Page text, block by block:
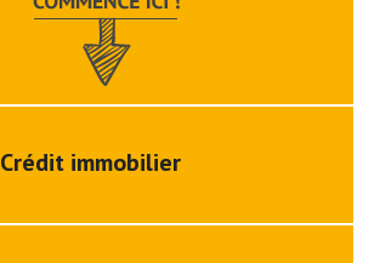
Crédit immobilier